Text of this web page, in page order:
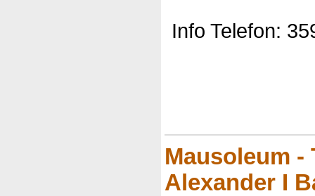
Info Telefon:
Mausoleum -
Alexander I